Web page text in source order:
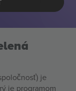
je
je programom